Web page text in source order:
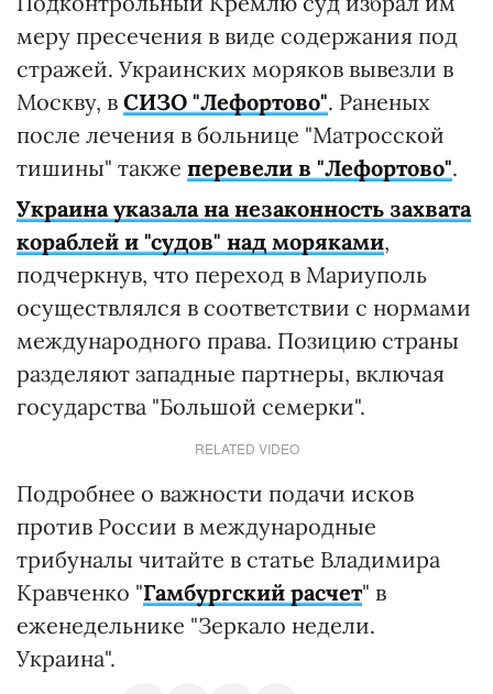
меру пресечения в виде содержания под
стражей. Украинских моряков вывезли в
Москву, в СИЗО "Лефортово". Раненых
после лечения в больнице "Матросской
тишины" также перевели в "Лефортово".
Украина указала на незаконность захвата
кораблей и "судов" над моряками,
подчеркнув, что переход в Мариуполь
осуществлялся в соответствии с нормами
международного права. Позицию страны
разделяют западные партнеры, включая
государства "Большой семерки".
RELATED VIDEO
Подробнее о важности подачи исков
против России в международные
трибуналы читайте в статье Владимира
Кравченко "Гамбургский расчет" в
еженедельнике "Зеркало недели.
Украина".